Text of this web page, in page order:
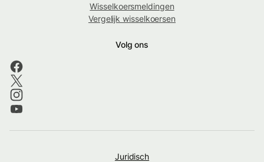
Wisselkoersmeldingen
Vergelijk wisselkoersen
Volg ons
Juridisch